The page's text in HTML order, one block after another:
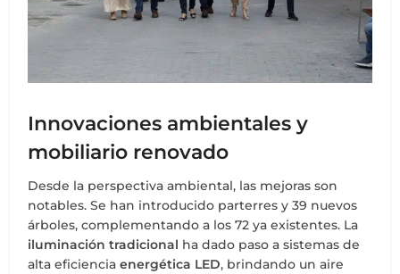
Innovaciones ambientales y
mobiliario renovado
Desde la perspectiva ambiental, las mejoras son
notables. Se han introducido parterres y 39 nuevos
árboles, complementando a los 72 ya existentes. La
iluminación tradicional ha dado paso a sistemas de
alta eficienciaenergética LED, brindando un aire